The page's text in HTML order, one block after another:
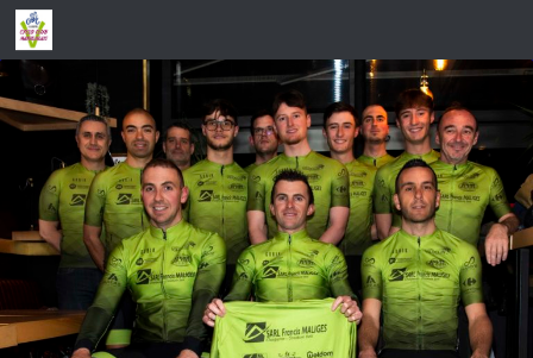
Skip to content